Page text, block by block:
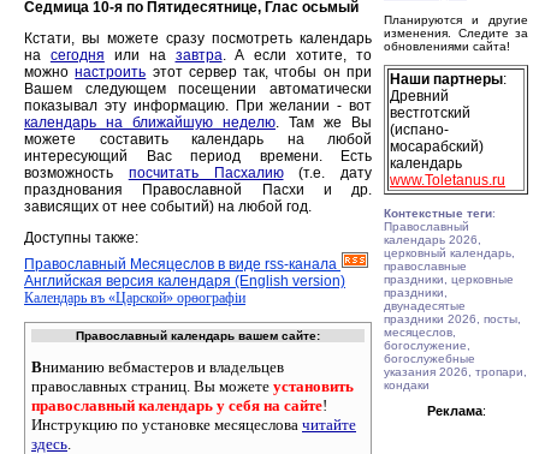
Седмица 10-я по Пятидесятнице, Глас осьмый
Кстати, вы можете сразу посмотреть календарь
на сегодня или на завтра. А если хотите, то
можнонастроить этот сервер так, чтобы он при
Вашем следующем посещении автоматически
показывал эту информацию. При желании - вот
календарь на ближайшую неделю. Там же Вы
можете составить календарь на любой
интересующий Вас период времени. Есть
возможность посчитать Пасхалию(т.е. дату
празднования Православной Пасхи и др.
зависящих от нее событий) на любой год.
Доступны также:
Православный Месяцеслов в виде rss-канала
Английская версия календаря (English version)
Календарь въ «Царской» орѳографiи
Православный календарь вашем сайте:
Вниманию вебмастеров и владельцев
православных страниц. Вы можете установить
православный календарь у себя на сайте!
Инструкцию по установке месяцеслова читайте
здесь.
Планируются и другие
изменения. Следите за
обновлениями сайта!
Наши партнеры:
Древний
вестготский
(испано-
мосарабский)
календарь
www.Toletanus.ru
Контекстные теги:
Православный
календарь 2026,
церковный календарь,
православные
праздники, церковные
праздники,
двунадесятые
праздники 2026, посты,
месяцеслов,
богослужение,
богослужебные
указания 2026, тропари,
кондаки
Реклама: